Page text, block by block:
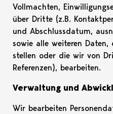
Vollmachten,
über Dritte (z.B.
und Abschlussdatum,
sowie alle weiteren
stellen oder die wir von
Referenzen), bearbeiten.
Verwaltung und
Wir bearbeiten